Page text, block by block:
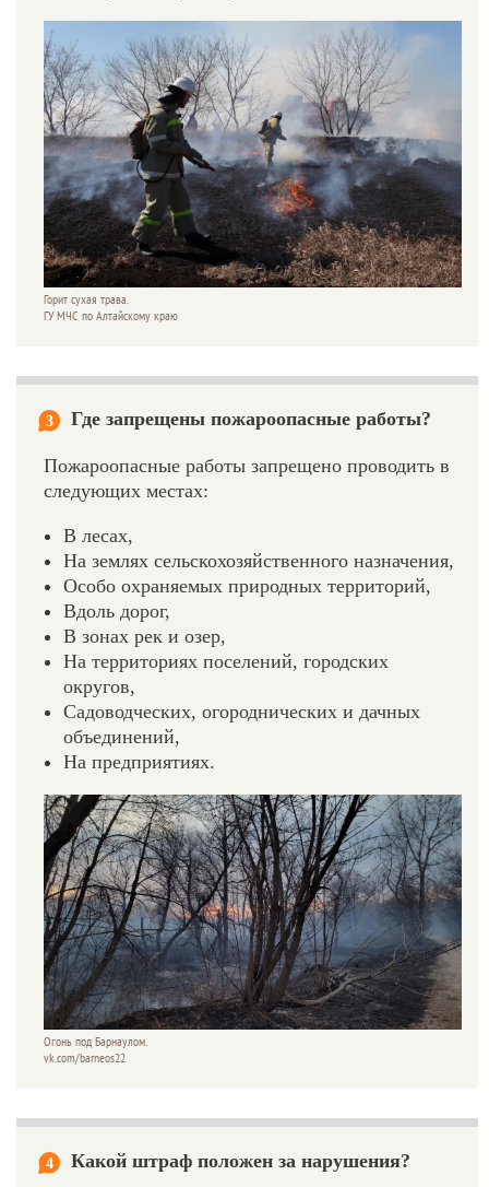
Горит сухая трава.
ГУ МЧС по Алтайскому краю
3 Где запрещены пожароопасные работы?
Пожароопасные работы запрещено проводить в
следующих местах:
В лесах,
На землях сельскохозяйственного назначения,
Особо охраняемых природных территорий,
Вдоль дорог,
В зонах рек и озер,
На территориях поселений, городских
округов,
Садоводческих, огороднических и дачных
объединений,
На предприятиях.
Огонь под Барнаулом.
vk.com/barneos22
4 Какой штраф положен за нарушения?